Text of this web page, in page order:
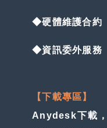
◆硬體維護合約
◆資訊委外服務
【下載專區】
Anydesk下載